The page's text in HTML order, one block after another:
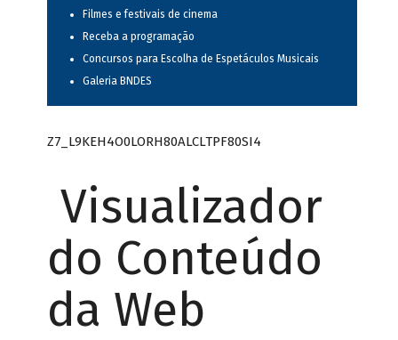
Filmes e festivais de cinema
Receba a programação
Concursos para Escolha de Espetáculos Musicais
Galeria BNDES
Z7_L9KEH4O0LORH80ALCLTPF80SI4
Visualizador
do Conteúdo
da Web